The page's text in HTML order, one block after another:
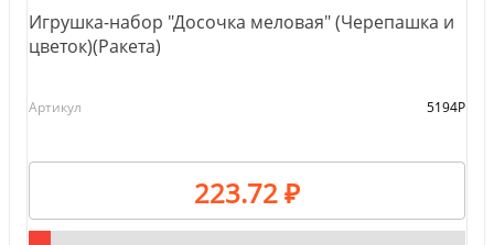
Игрушка-набор "Досочка меловая" (Черепашка и
цветок)(Ракета)
Артикул 5194Р
223.72 ₽